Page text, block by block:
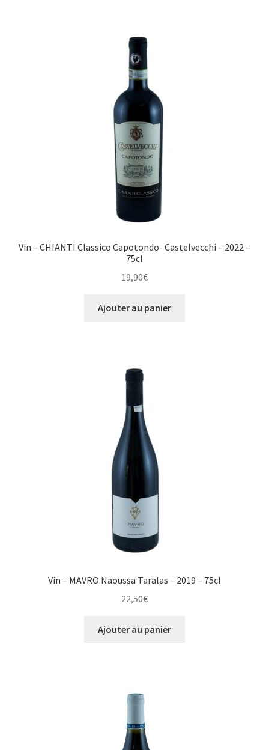
Vin – CHIANTI Classico Capotondo- Castelvecchi – 2022 –
75cl
19,90€
Ajouter au panier
Vin – MAVRO Naoussa Taralas – 2019 – 75cl
22,50€
Ajouter au panier